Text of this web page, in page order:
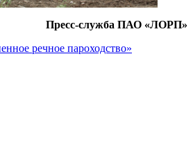
Пресс-служба ПАО «ЛОРП»
речное пароходство»